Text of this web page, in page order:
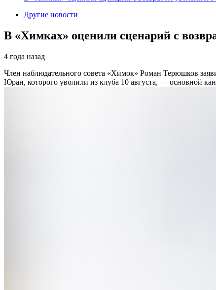
Другие новости
В «Химках» оценили сценарий с
4 года назад
Член наблюдательного совета «Химок» Роман Терюшков
Юран, которого уволили из клуба 10 августа, — основной